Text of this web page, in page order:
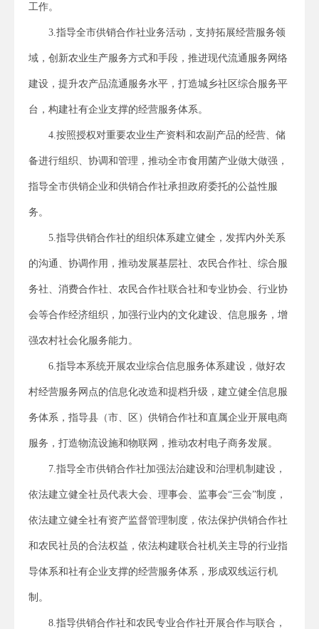
工作。
3.指导全市供销合作社业务活动，支持拓展经营服务领
域，创新农业生产服务方式和手段，推进现代流通服务网络
建设，提升农产品流通服务水平，打造城乡社区综合服务平
台，构建社有企业支撑的经营服务体系。
4.按照授权对重要农业生产资料和农副产品的经营、储
备进行组织、协调和管理，推动全市食用菌产业做大做强，
指导全市供销企业和供销合作社承担政府委托的公益性服
务。
5.指导供销合作社的组织体系建立健全，发挥内外关系
的沟通、协调作用，推动发展基层社、农民合作社、综合服
务社、消费合作社、农民合作社联合社和专业协会、行业协
会等合作经济组织，加强行业内的文化建设、信息服务，增
强农村社会化服务能力。
6.指导本系统开展农业综合信息服务体系建设，做好农
村经营服务网点的信息化改造和提档升级，建立健全信息服
务体系，指导县（市、区）供销合作社和直属企业开展电商
服务，打造物流设施和物联网，推动农村电子商务发展。
7.指导全市供销合作社加强法治建设和治理机制建设，
依法建立健全社员代表大会、理事会、监事会“三会”制度，
依法建立健全社有资产监督管理制度，依法保护供销合作社
和农民社员的合法权益，依法构建联合社机关主导的行业指
导体系和社有企业支撑的经营服务体系，形成双线运行机
制。
8.指导供销合作社和农民专业合作社开展合作与联合，